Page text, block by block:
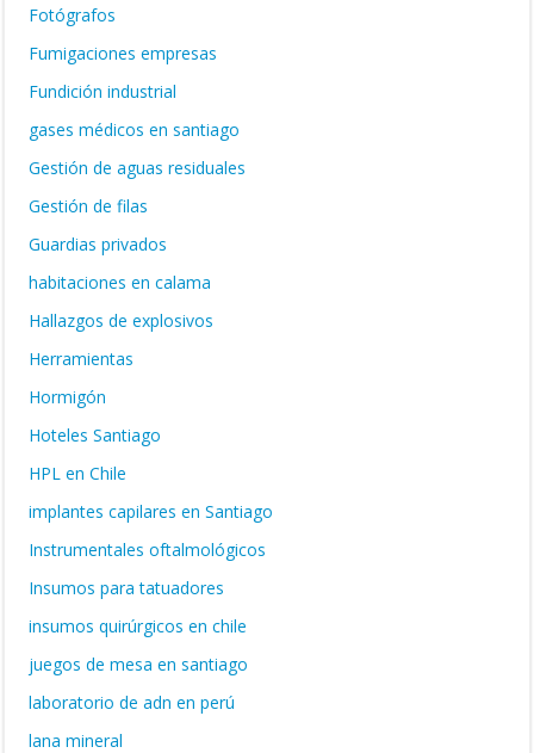
Fotógrafos
Fumigaciones empresas
Fundición industrial
gases médicos en santiago
Gestión de aguas residuales
Gestión de filas
Guardias privados
habitaciones en calama
Hallazgos de explosivos
Herramientas
Hormigón
Hoteles Santiago
HPL en Chile
implantes capilares en Santiago
Instrumentales oftalmológicos
Insumos para tatuadores
insumos quirúrgicos en chile
juegos de mesa en santiago
laboratorio de adn en perú
lana mineral